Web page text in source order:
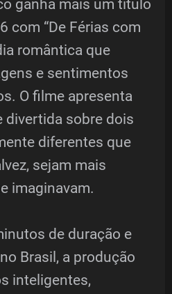
ganha mais um título
com “De Férias com
romântica que
e sentimentos
O filme apresenta
divertida sobre dois
diferentes que
sejam mais
imaginavam.
de duração e
Brasil, a produção
inteligentes,